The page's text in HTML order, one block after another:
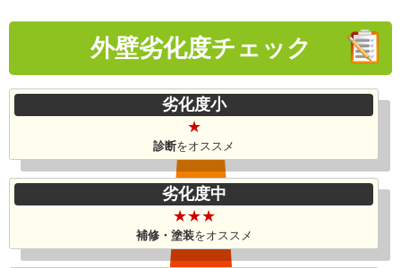
外壁劣化度チェック
劣化度小
★
診断をオススメ
劣化度中
★★★
補修・塗装をオススメ